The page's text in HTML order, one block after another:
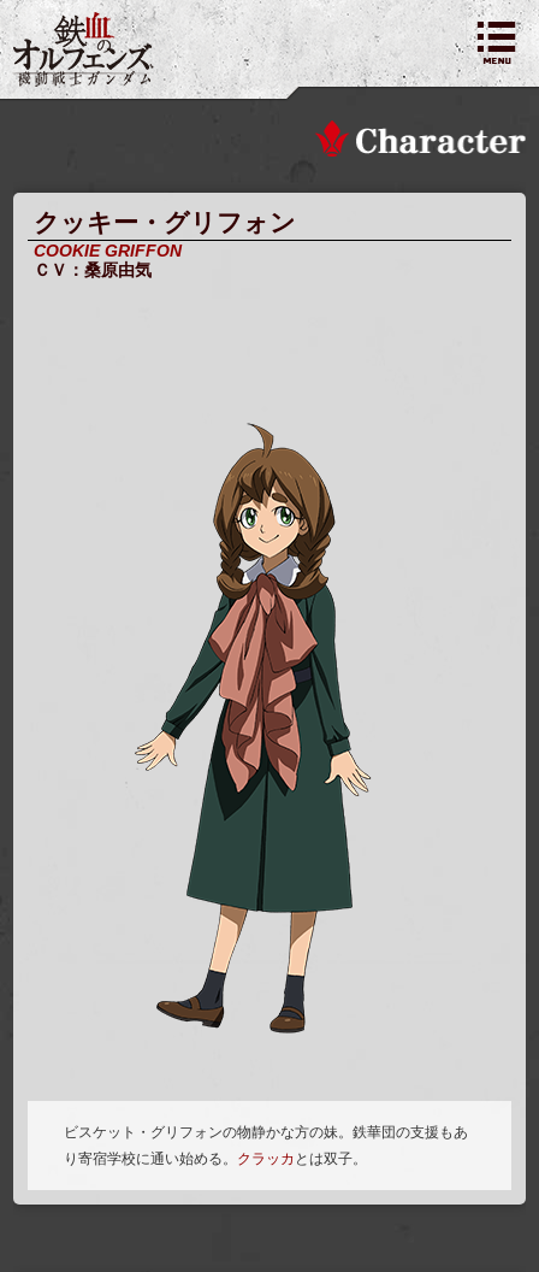
クッキー・グリフォン
COOKIE GRIFFON
ＣＶ：桑原由気
ビスケット・グリフォンの物静かな方の妹。鉄華団の支援もあ
り寄宿学校に通い始める。
クラッカ とは双子。